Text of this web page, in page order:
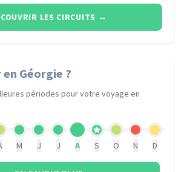
LES CIRCUITS →
en Géorgie ?
périodes pour votre voyage en
M J J A S O N D